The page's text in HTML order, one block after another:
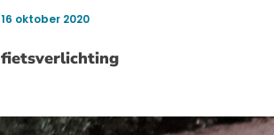
Publicatiedatum:
16 oktober 2020
fietsverlichting